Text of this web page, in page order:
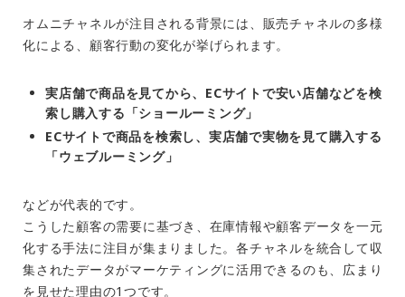
オムニチャネルが注目される背景には、販売チャネルの多様
化による、顧客行動の変化が挙げられます。
実店舗で商品を見てから、ECサイトで安い店舗などを検
索し購入する「ショールーミング」
ECサイトで商品を検索し、実店舗で実物を見て購入する
「ウェブルーミング」
などが代表的です。
こうした顧客の需要に基づき、在庫情報や顧客データを一元
化する手法に注目が集まりました。各チャネルを統合して収
集されたデータがマーケティングに活用できるのも、広まり
を見せた理由の1つです。